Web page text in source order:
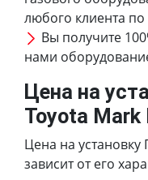
любого клиента
Вы получите
нами
Цена на
Toyota Mark
Цена на
зависит от его